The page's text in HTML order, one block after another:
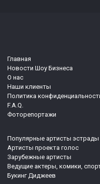
Главная
Новости Шоу Бизнеса
О нас
Наши клиенты
Политика
F.A.Q.
Фоторепортажи
Популярные артисты эстрады
Артисты проекта голос
Зарубежные артисты
Ведущие актеры, комики,
Букинг Диджеев